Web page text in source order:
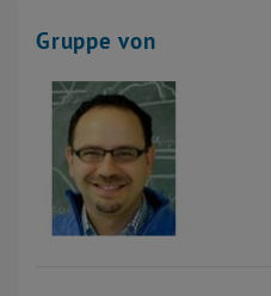
Gruppe von